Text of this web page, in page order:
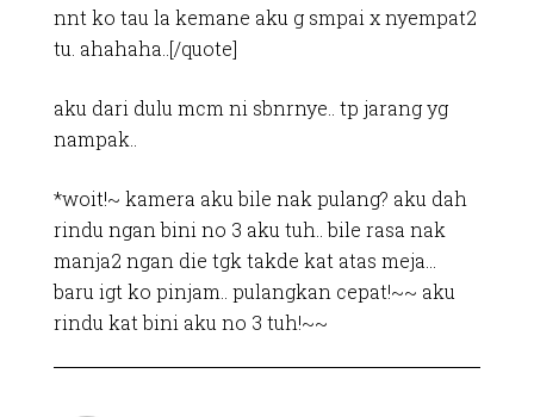
nnt ko tau la kemane aku g smpai x nyempat2
tu. ahahaha..[/quote]
aku dari dulu mcm ni sbnrnye.. tp jarang yg
nampak..
*woit!~ kamera aku bile nak pulang? aku dah
rindu ngan bini no 3 aku tuh.. bile rasa nak
manja2 ngan die tgk takde kat atas meja…
baru igt ko pinjam.. pulangkan cepat!~~ aku
rindu kat bini aku no 3 tuh!~~